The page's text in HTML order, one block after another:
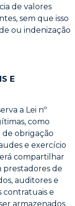
de valores
sem que isso
ou indenização
E
a Lei nº
como
obrigação
e exercício
compartilhar
prestadores de
auditores e
contratuais e
armazenados